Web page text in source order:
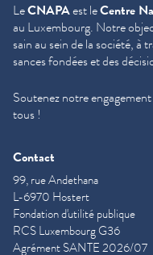
LeCNAPAest leCentre
au Luxembourg. Notre
sain au sein de la société, à
sances fondées et des
Soutenez notre
tous !
Contact
99, rue Andethana
L-6970 Hostert
Fondation d'utilité publique
RCS Luxembourg G36
Agrément SANTE 2026/07